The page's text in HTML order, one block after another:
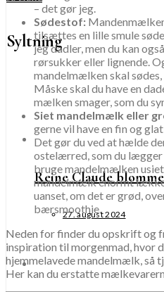
Syltning
Reine Claude
27. august 2024
– det gør jeg.
Sødestof:
tilsættes en lille smule
jeg dadler, men du kan
rørsukker eller lignende.
mandelmælken skal sødes,
Måske skal du have en
mælken smager, som du
Siet mandelmælk eller
gerne vil have en fin og
Det gør du ved at hælde
ostelærred, som du lægger
bruge mandelmælken
mandelmælk enormt
uanset, om det er grød,
bærsmoothie.
Neden for finder du opskrift og
inspiration til morgenmad, hvor
hjemmelavede mandelmælk, så
Her kan du erstatte